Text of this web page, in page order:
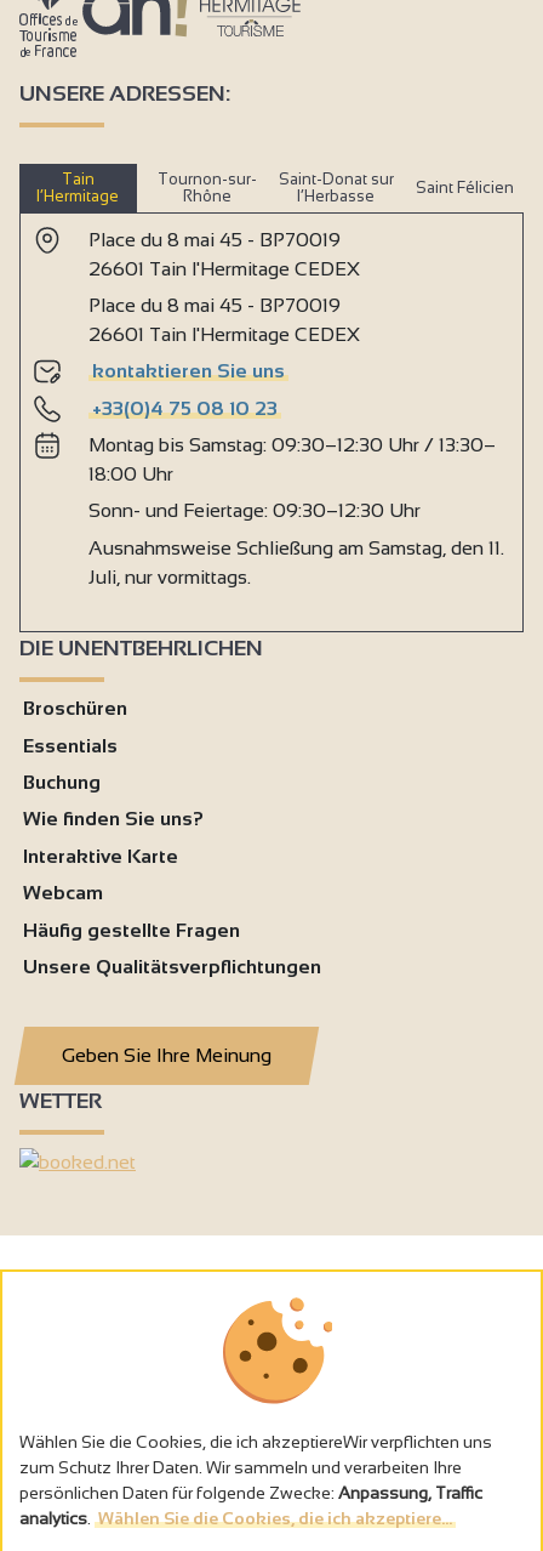
UNSERE ADRESSEN:
Tain
l’Hermitage
Tournon-sur-
Rhône
Saint-Donat sur
l’Herbasse
Saint Félicien
Place du 8 mai 45 - BP70019
26601 Tain l'Hermitage CEDEX
Place du 8 mai 45 - BP70019
26601 Tain l'Hermitage CEDEX
kontaktieren Sie uns
+33(0)4 75 08 10 23
Montag bis Samstag: 09:30–12:30 Uhr / 13:30–
18:00 Uhr
Sonn- und Feiertage: 09:30–12:30 Uhr
Ausnahmsweise Schließung am Samstag, den 11.
Juli, nur vormittags.
DIE UNENTBEHRLICHEN
Broschüren
Essentials
Buchung
Wie finden Sie uns?
Interaktive Karte
Webcam
Häufig gestellte Fragen
Unsere Qualitätsverpflichtungen
Geben Sie Ihre Meinung
WETTER
Alkoholmissbrauch ist gefährlich für die Gesundheit - trinken Sie in
Wählen Sie die Cookies, die ich akzeptiereWir verpflichten uns
zum Schutz Ihrer Daten. Wir sammeln und verarbeiten Ihre
persönlichen Daten für folgende Zwecke: Anpassung, Traffic
analytics Wählen Sie die Cookies, die ich akzeptiere...